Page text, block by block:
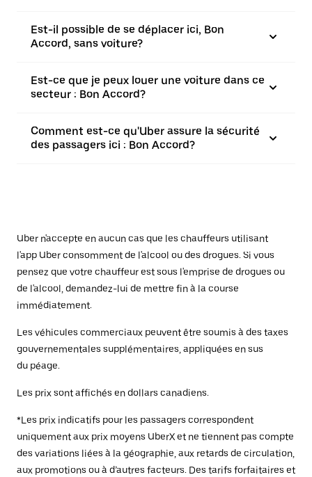
Est-il possible de se déplacer ici, Bon
Accord, sans voiture?
Est-ce que je peux louer une voiture dans ce
secteur : Bon Accord?
Comment est-ce qu'Uber assure la sécurité
des passagers ici : Bon Accord?
Uber n'accepte en aucun cas que les chauffeurs utilisant
l'app Uber consomment de l'alcool ou des drogues. Si vous
pensez que votre chauffeur est sous l'emprise de drogues ou
de l'alcool, demandez-lui de mettre fin à la course
immédiatement.
Les véhicules commerciaux peuvent être soumis à des taxes
gouvernementales supplémentaires, appliquées en sus
du péage.
Les prix sont affichés en dollars canadiens.
*Les prix indicatifs pour les passagers correspondent
uniquement aux prix moyens UberX et ne tiennent pas compte
des variations liées à la géographie, aux retards de circulation,
aux promotions ou à d’autres facteurs. Des tarifs forfaitaires et